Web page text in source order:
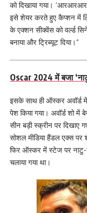
को दिखाया गया।
इसे शेयर करते हुए कैप्शन में
के एक्शन सीक्वेंस को वर्ल्ड
बनाया और ट्रिब्यूट दिया।”
Oscar 2024 में बजा
इसके साथ ही ऑस्कर अवॉर्ड में
पेश किया गया। अवॉर्ड शो
सीन बड़ी स्क्रीन पर दिखाए
सोशल मीडिया हैंडल एक्स पर
फिर ऑस्कर में स्टेज पर नाटु-
चलाया गया था।